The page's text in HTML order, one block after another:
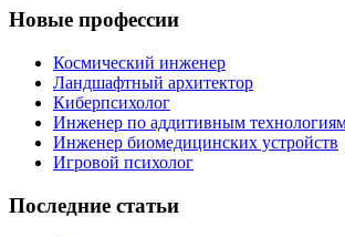
Новые профессии
Космический инженер
Ландшафтный архитектор
Киберпсихолог
Инженер по аддитивным
Инженер биомедицинских устройств
Игровой психолог
Последние статьи